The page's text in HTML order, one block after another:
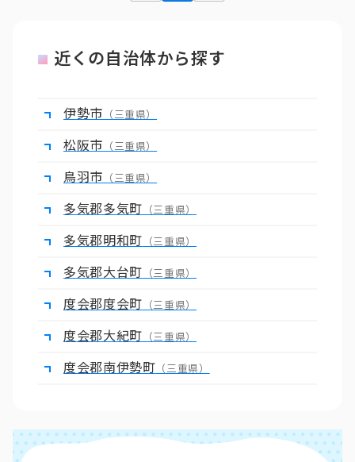
近くの自治体から探す
伊勢市 （三重県）
松阪市 （三重県）
鳥羽市 （三重県）
多気郡多気町 （三重県）
多気郡明和町 （三重県）
多気郡大台町 （三重県）
度会郡度会町 （三重県）
度会郡大紀町 （三重県）
度会郡南伊勢町 （三重県）